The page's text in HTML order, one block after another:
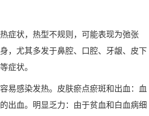
症状，热型不规则，可能表现为弛张
，尤其多发于鼻腔、口腔、牙龈、皮下
症状。
易感染发热。皮肤瘀点瘀斑和出血：血
出血。明显乏力：由于贫血和白血病细